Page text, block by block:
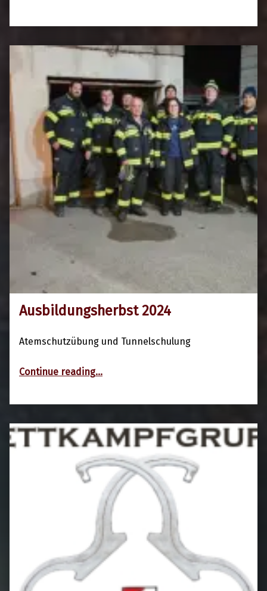
Ausbildungsherbst 2024
Atemschutzübung und Tunnelschulung
Continue reading…